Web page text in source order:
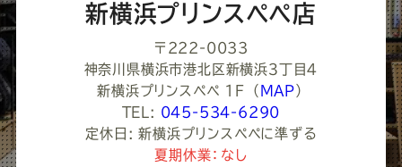
新横浜プリンスペペ店
〒222-0033
神奈川県横浜市港北区新横浜３丁目４
新横浜プリンスペペ 1F
（ MAP ）
TEL: 045-534-6290
定休日: 新横浜プリンスペペに準ずる
夏期休業：なし